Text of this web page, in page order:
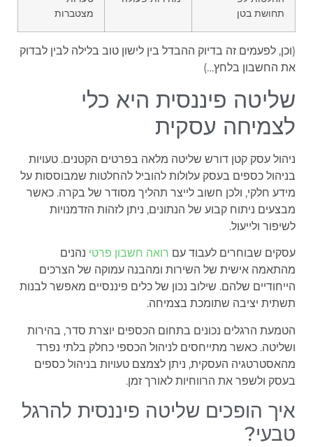
תחושת בטן
מצטברות
(וכן, לפעמים זה בדיוק ההבדל בין לישון טוב בלילה לבין לבדוק
את החשבון בלחץ…)
שליטה פיננסית היא כלי
לצמיחה עסקית
ניהול עסק קטן דורש שליטה מלאה בפרטים הקטנים. טעויות
בניהול כספים בעסק עלולות להוביל להחלטות שמבוססות על
מידע חלקי, ולכן חשוב לייצר תהליך מסודר של בקרה. כאשר
מבצעים ניתוח קבוע של הנתונים, ניתן לזהות הזדמנויות
לשיפור ולייעול.
עסקים שבוחרים לעבוד עם רואה חשבון פרטי נהנים
מהתאמה אישית של השירות ומהבנה עמוקה של הצרכים
הייחודיים שלהם. שילוב נכון של כלים פיננסיים מאפשר לבנות
תשתית יציבה שתומכת בצמיחה.
הטמעת הרגלים נכונים בתחום הכספים יוצרת סדר, בהירות
ושליטה. כאשר מתייחסים לניהול הכספי כחלק בלתי נפרד
מהאסטרטגיה העסקית, ניתן לצמצם טעויות בניהול כספים
בעסק ולשפר את הרווחיות לאורך זמן.
איך הופכים שליטה פיננסית להרגל
טבעי?